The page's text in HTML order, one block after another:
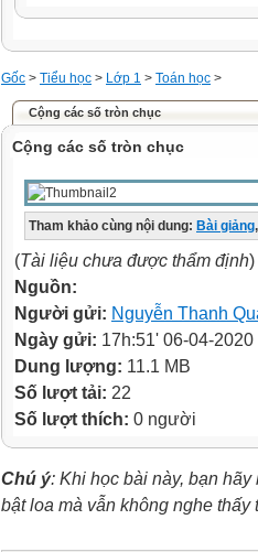
Gốc > Tiểu học > Lớp 1 > Toán học >
Cộng các số tròn chục
Cộng các số tròn chục
Tham khảo cùng nội dung: Bài giảng,
(Tài liệu chưa được thẩm định)
Nguồn:
Người gửi: Nguyễn Thanh
Ngày gửi: 17h:51' 06-04-2020
Dung lượng: 11.1 MB
Số lượt tải: 22
Số lượt thích: 0 người
Chú ý: Khi học bài này, bạn
bật loa mà vẫn không nghe